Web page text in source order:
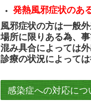
発熱風邪症状のあ
風邪症状の方は一般
場所に限りある為、
混み具合によっては
診療の状況によって
感染症への対応につ